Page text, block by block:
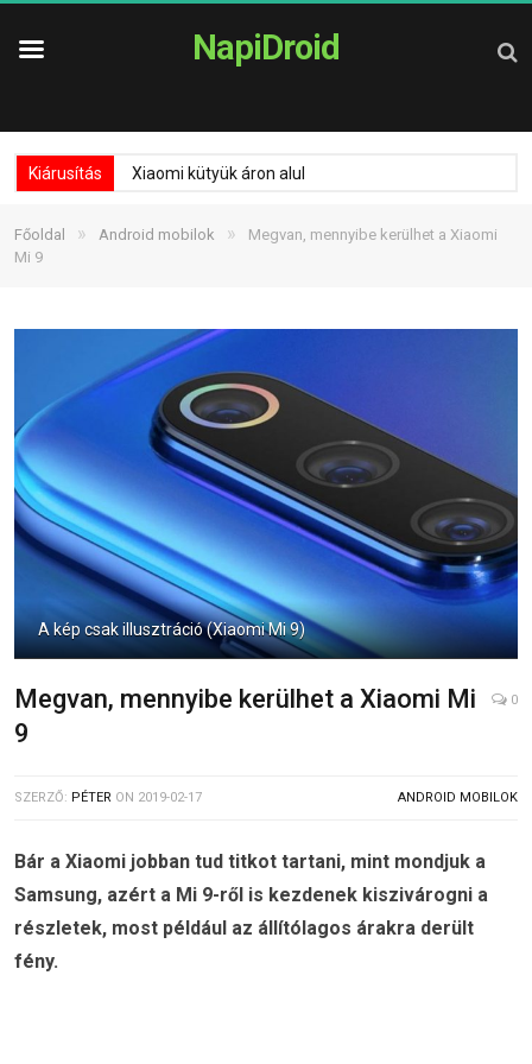
NapiDroid
Kiárusítás Xiaomi kütyük áron alul
Főoldal » Android mobilok »
Megvan, mennyibe kerülhet a Xiaomi
Mi 9
A kép csak illusztráció (Xiaomi Mi 9)
Megvan, mennyibe kerülhet a Xiaomi Mi
9
0
SZERZŐ: PÉTER ON 2019-02-17 ANDROID MOBILOK
Bár a Xiaomi jobban tud titkot tartani, mint mondjuk a
Samsung, azért a Mi 9-ről is kezdenek kiszivárogni a
részletek, most például az állítólagos árakra derült
fény.